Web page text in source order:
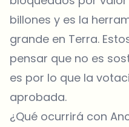
billones y es la
grande en Terra.
pensar que no es
es por lo que la
aprobada.
¿Qué ocurrirá con